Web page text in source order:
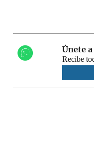
Únete
Recibe